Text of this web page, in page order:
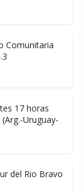
Comunitaria
17 horas
Uruguay-
del Rio Bravo